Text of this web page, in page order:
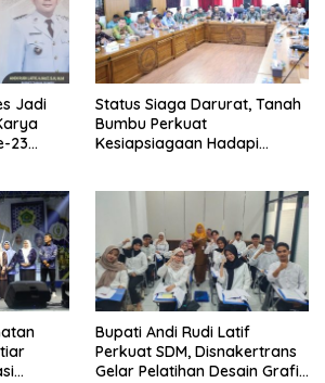
Jadi
23
Status Siaga Darurat, Tanah
Bumbu Perkuat
Kesiapsiagaan Hadapi
Bupati Andi Rudi Latif
Perkuat SDM, Disnakertrans
Gelar Pelatihan Desain Grafis